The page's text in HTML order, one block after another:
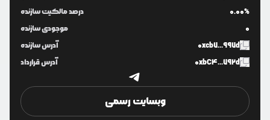
درصد مالکیت سازنده
0.00%
موجودی سازنده
0
آدرس سازنده
0xcb7...997d
آدرس قرارداد
0xbC4...792d
وبسایت رسمی